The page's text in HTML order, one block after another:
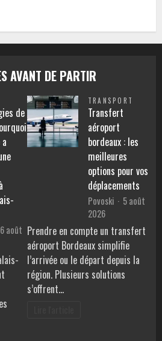
AVANT DE PARTIR
de
6 août
TRANSPORT
Transfert
aéroport
bordeaux : les
meilleures
options pour vos
déplacements
Povoski
5 août
2026
Prendre en compte un transfert
aéroport Bordeaux simplifie
l’arrivée ou le départ depuis la
région. Plusieurs solutions
s’offrent…